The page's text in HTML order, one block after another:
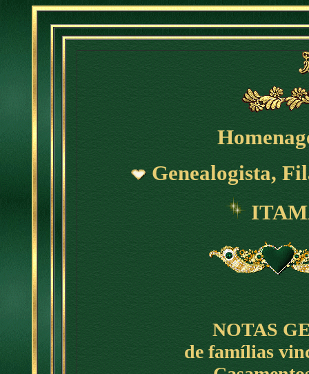
Genealogista,
NOTAS
de famílias